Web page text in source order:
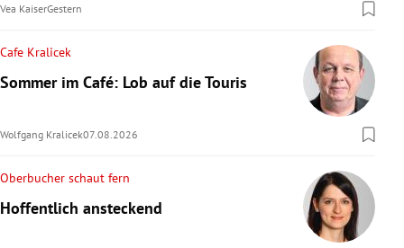
Vea KaiserGestern
Cafe Kralicek
Sommer im Café: Lob auf die Touris
Wolfgang Kralicek07.08.2026
Oberbucher schaut fern
Hoffentlich ansteckend